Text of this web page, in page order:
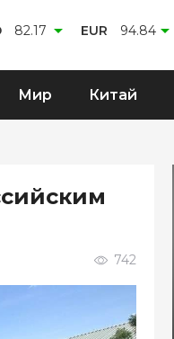
82.17 EUR 94.84
Мир Китай
742